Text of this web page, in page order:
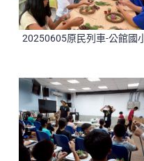
20250605原民列車-公館國